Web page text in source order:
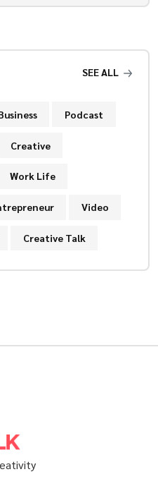
SEE ALL
Podcast
Creative
Work Life
Video
Creative Talk